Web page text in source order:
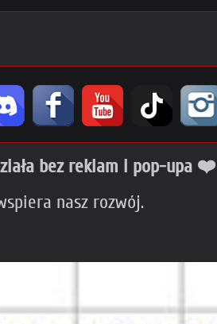
bez reklam i pop-upa ❤️
nasz rozwój.